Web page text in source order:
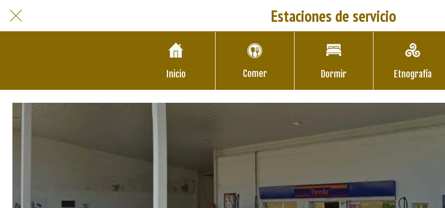
Estaciones de servicio
Inicio Comer Dormir Etnografía